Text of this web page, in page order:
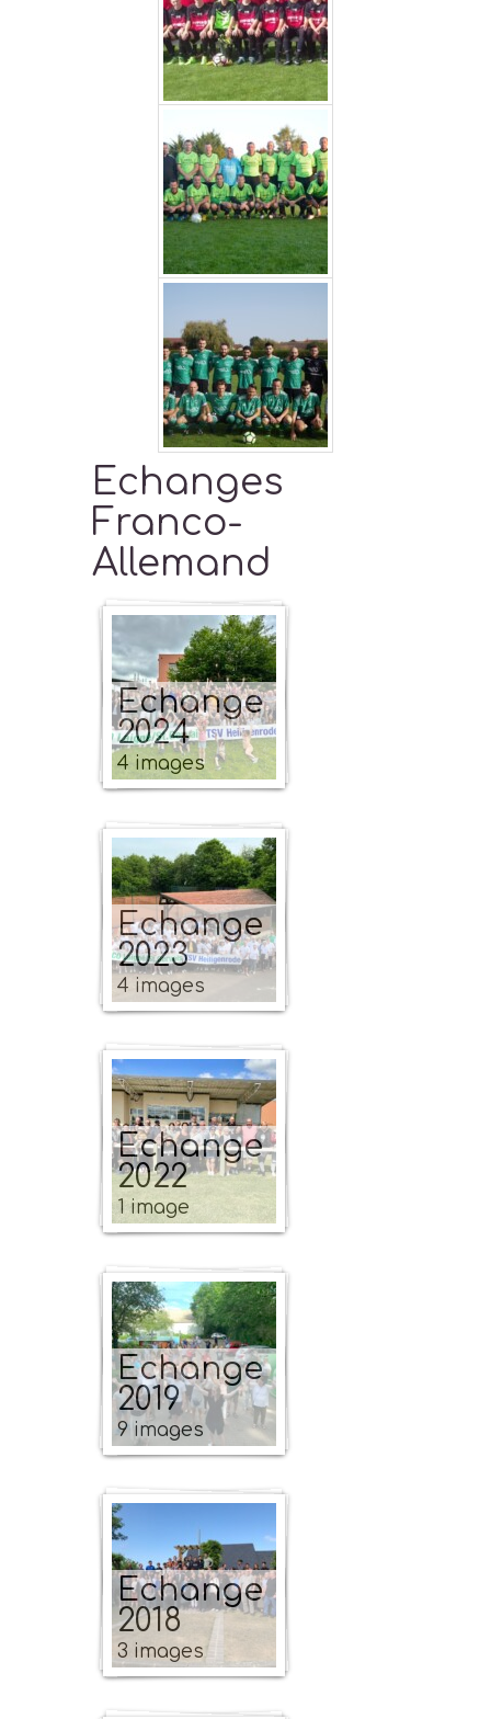
Echanges
Franco-
Allemand
Echange
2024
4 images
Echange
2023
4 images
Echange
2022
1 image
Echange
2019
9 images
Echange
2018
3 images